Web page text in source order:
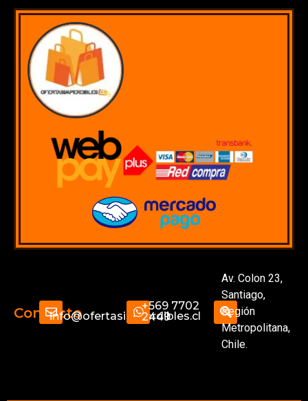
Contactoinfo@ofertasimperdibles.cl
+569 7702
2449
Av. Colon 23,
Santiago,
Región
Metropolitana,
Chile.